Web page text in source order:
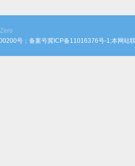
号；备案号冀ICP备11016376号-1;本网站